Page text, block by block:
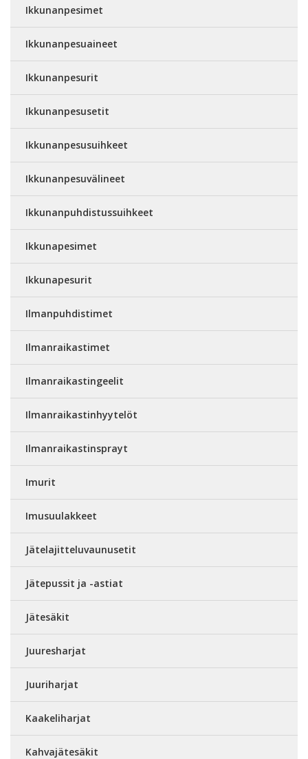
Ikkunanpesimet
Ikkunanpesuaineet
Ikkunanpesurit
Ikkunanpesusetit
Ikkunanpesusuihkeet
Ikkunanpesuvälineet
Ikkunanpuhdistussuihkeet
Ikkunapesimet
Ikkunapesurit
Ilmanpuhdistimet
Ilmanraikastimet
Ilmanraikastingeelit
Ilmanraikastinhyytelöt
Ilmanraikastinsprayt
Imurit
Imusuulakkeet
Jätelajitteluvaunusetit
Jätepussit ja -astiat
Jätesäkit
Juuresharjat
Juuriharjat
Kaakeliharjat
Kahvajätesäkit